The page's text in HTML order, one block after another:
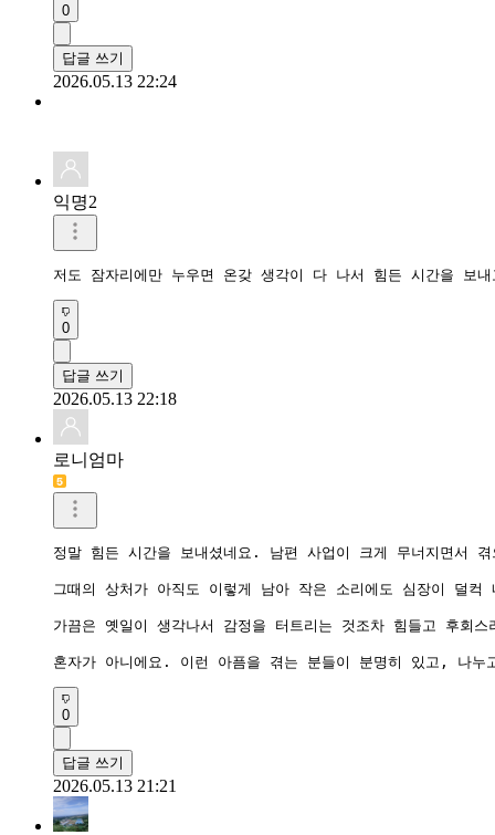
0
답글 쓰기
2026.05.13 22:24
익명2
저도 잠자리에만 누우면 온갖 생각이 다 나서 힘든 시간을 보내
0
답글 쓰기
2026.05.13 22:18
로니엄마
정말 힘든 시간을 보내셨네요. 남편 사업이 크게 무너지면서
그때의 상처가 아직도 이렇게 남아 작은 소리에도 심장이 덜
가끔은 옛일이 생각나서 감정을 터트리는 것조차 힘들고 후
혼자가 아니에요. 이런 아픔을 겪는 분들이 분명히 있고, 나누
0
답글 쓰기
2026.05.13 21:21